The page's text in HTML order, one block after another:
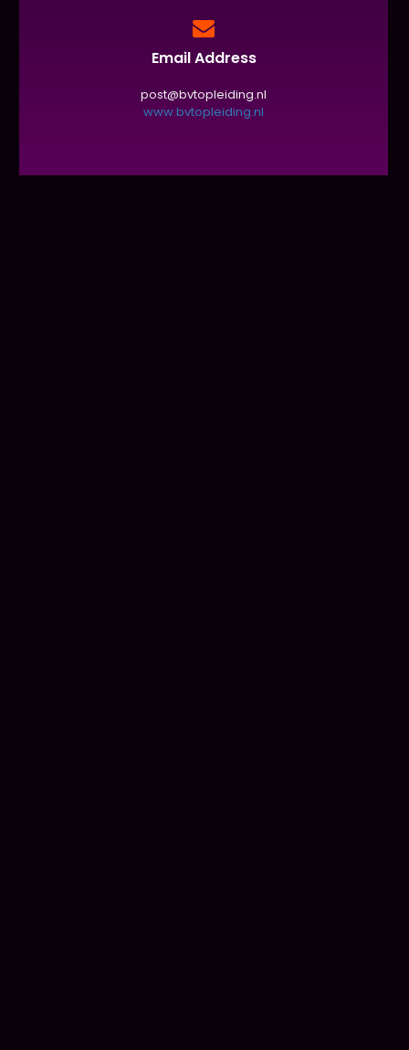
Email Address
post@bvtopleiding.nl
www.bvtopleiding.nl